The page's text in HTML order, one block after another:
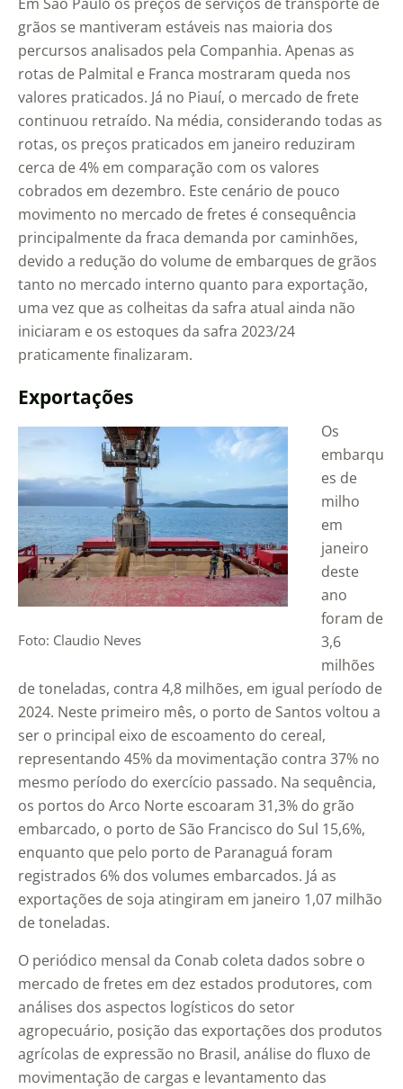
grãos se mantiveram estáveis nas maioria dos
percursos analisados pela Companhia. Apenas as
rotas de Palmital e Franca mostraram queda nos
valores praticados. Já no Piauí, o mercado de frete
continuou retraído. Na média, considerando todas as
rotas, os preços praticados em janeiro reduziram
cerca de 4% em comparação com os valores
cobrados em dezembro. Este cenário de pouco
movimento no mercado de fretes é consequência
principalmente da fraca demanda por caminhões,
devido a redução do volume de embarques de grãos
tanto no mercado interno quanto para exportação,
uma vez que as colheitas da safra atual ainda não
iniciaram e os estoques da safra 2023/24
praticamente finalizaram.
Exportações
Foto: Claudio Neves
Os
embarqu
es de
milho
em
janeiro
deste
ano
foram de
3,6
milhões
de toneladas, contra 4,8 milhões, em igual período de
2024. Neste primeiro mês, o porto de Santos voltou a
ser o principal eixo de escoamento do cereal,
representando 45% da movimentação contra 37% no
mesmo período do exercício passado. Na sequência,
os portos do Arco Norte escoaram 31,3% do grão
embarcado, o porto de São Francisco do Sul 15,6%,
enquanto que pelo porto de Paranaguá foram
registrados 6% dos volumes embarcados. Já as
exportações de soja atingiram em janeiro 1,07 milhão
de toneladas.
O periódico mensal da Conab coleta dados sobre o
mercado de fretes em dez estados produtores, com
análises dos aspectos logísticos do setor
agropecuário, posição das exportações dos produtos
agrícolas de expressão no Brasil, análise do fluxo de
movimentação de cargas e levantamento das